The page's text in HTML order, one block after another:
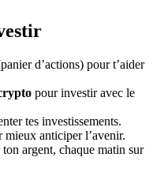
d’actions) pour t’aider
pour investir avec le
tes investissements.
mieux anticiper l’avenir.
argent, chaque matin sur